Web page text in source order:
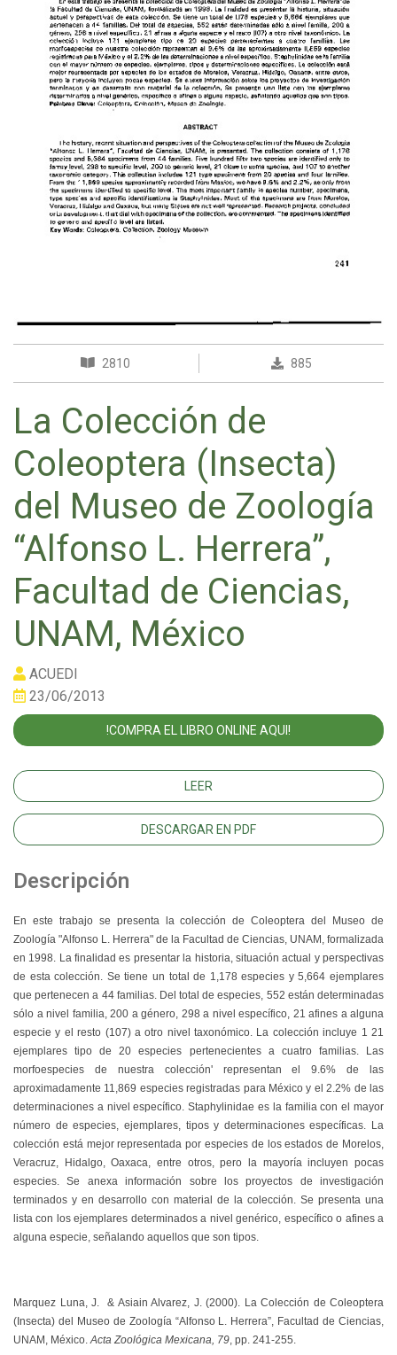
2810 885
La Colección de
Coleoptera (Insecta)
del Museo de Zoología
“Alfonso L. Herrera”,
Facultad de Ciencias,
UNAM, México
ACUEDI
23/06/2013
!COMPRA EL LIBRO ONLINE AQUI!
LEER
DESCARGAR EN PDF
Descripción
En este trabajo se presenta la colección de Coleoptera del Museo de
Zoología "Alfonso L. Herrera" de la Facultad de Ciencias, UNAM, formalizada
en 1998. La finalidad es presentar la historia, situación actual y perspectivas
de esta colección. Se tiene un total de 1,178 especies y 5,664 ejemplares
que pertenecen a 44 familias. Del total de especies, 552 están determinadas
sólo a nivel familia, 200 a género, 298 a nivel específico, 21 afines a alguna
especie y el resto (107) a otro nivel taxonómico. La colección incluye 1 21
ejemplares tipo de 20 especies pertenecientes a cuatro familias. Las
morfoespecies de nuestra colección' representan el 9.6% de las
aproximadamente 11,869 especies registradas para México y el 2.2% de las
determinaciones a nivel específico. Staphylinidae es la familia con el mayor
número de especies, ejemplares, tipos y determinaciones específicas. La
colección está mejor representada por especies de los estados de Morelos,
Veracruz, Hidalgo, Oaxaca, entre otros, pero la mayoría incluyen pocas
especies. Se anexa información sobre los proyectos de investigación
terminados y en desarrollo con material de la colección. Se presenta una
lista con los ejemplares determinados a nivel genérico, específico o afines a
alguna especie, señalando aquellos que son tipos.
Marquez Luna, J. & Asiain Alvarez, J. (2000). La Colección de Coleoptera
(Insecta) del Museo de Zoología “Alfonso L. Herrera”, Facultad de Ciencias,
UNAM, México.Acta Zoológica Mexicana, 79, pp. 241-255.